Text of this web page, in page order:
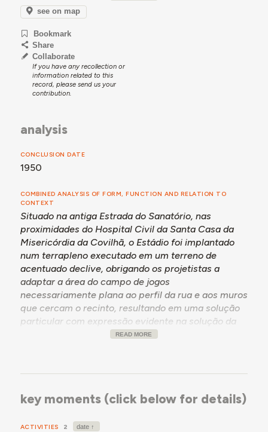
física e revigoramento das suas forças consumidas em
dias sucessivos de permanência em oficinas anti-
higiénicas e insalubres, proporcionando-lhe
passatempos sadios, em que se acostumem a entreter
as suas horas e dias livres – o que as desviará de
perigosas ociosidades ou de buscarem, no ambiente
revolucionário das suas reuniões nas tabernas, ou pelos
sítios clandestinos, uma ocupação para o seu espírito
Presidente da CMC ao Ministro das Obras Públicas e
1940, de acordo com um projeto modificado, cuja
década, em 1949.09.05, o Engenheiro Delfim dos Anjos
Lopes da Repartição Técnica da CMC apresentou um
projeto para arranjos e obras complementares, que
incluíam a execução de bancadas e sua cobertura
parcial. As obras justificavam-se pelo "grande
desenvolvimento que o desporto local atingiu, com a
entrada de um dos Clubs da Covilhã na 1ª Divisão do
Campeonato Nacional de Futebol" (Carta do
Presidente da CMC para o Engenheiro Diretor-Geral
dos Serviços de Urbanização, 1950.06.27). Inicialmente
previsto para 8.000 expectadores, o estádio foi
inaugurado em novembro de 1950, com capacidade
Arquivo da Câmara Municipal da Covilhã)
see on map
Bookmark
Share
Collaborate
If you have any recollection or
information related to this
record, please send us your
contribution.
analysis
CONCLUSION DATE
1950
COMBINED ANALYSIS OF FORM, FUNCTION AND RELATION TO
CONTEXT
Situado na antiga Estrada do Sanatório, nas
proximidades do Hospital Civil da Santa Casa da
Misericórdia da Covilhã, o Estádio foi implantado
num terrapleno executado em um terreno de
acentuado declive, obrigando os projetistas a
adaptar a área do campo de jogos
necessariamente plana ao perfil da rua e aos muros
que cercam o recinto, resultando em uma solução
particular com expressão evidente na solução da
READ MORE
key moments (click below for details)
ACTIVITIES 2